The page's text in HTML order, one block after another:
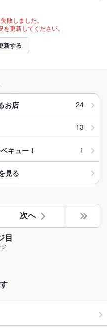
敗しました。
更新してください。
新する
お店 24
13
キュー！ 1
見る
次へ
目